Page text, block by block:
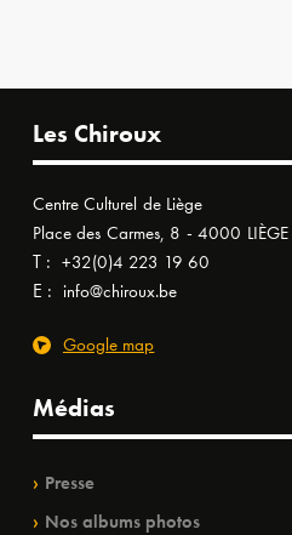
Les Chiroux
Centre Culturel de Liège
Place des Carmes, 8 - 4000 LIÈGE
T : +32(0)4 223 19 60
E : info@chiroux.be
Google map
Médias
Presse
Nos albums photos